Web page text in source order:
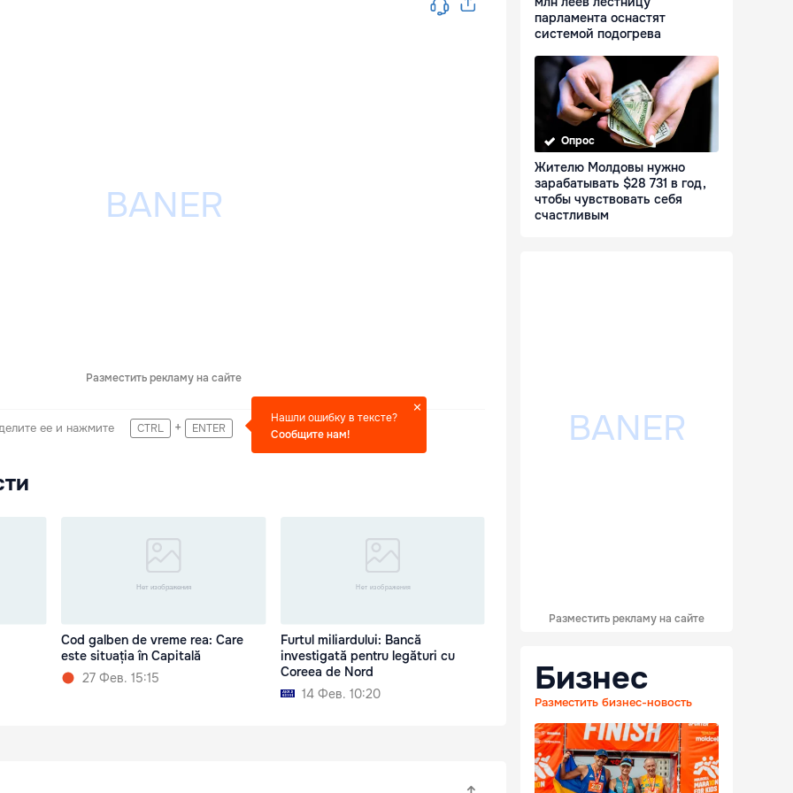
Разместить рекламу на сайте
ее и нажмите CTRL + ENTER
Нашли ошибку в тексте?
Сообщите нам!
Cod galben de vreme rea: Care
este situația în Capitală
27 Фев. 15:15
Furtul miliardului: Bancă
investigată pentru legături cu
Coreea de Nord
14 Фев. 10:20
парламента оснастят
системой подогрева
Опрос
Жителю Молдовы нужно
зарабатывать $28 731 в год,
чтобы чувствовать себя
счастливым
Разместить рекламу на сайте
Бизнес
Разместить бизнес-новость